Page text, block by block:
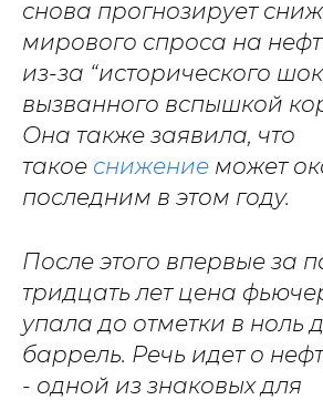
снова прогнозирует
мирового спроса на
из-за “исторического
вызванного вспышкой
Она также заявила, что
такое снижение может
последним в этом году.
После этого впервые за
тридцать лет цена
упала до отметки в ноль
баррель. Речь идет о
- одной из знаковых для